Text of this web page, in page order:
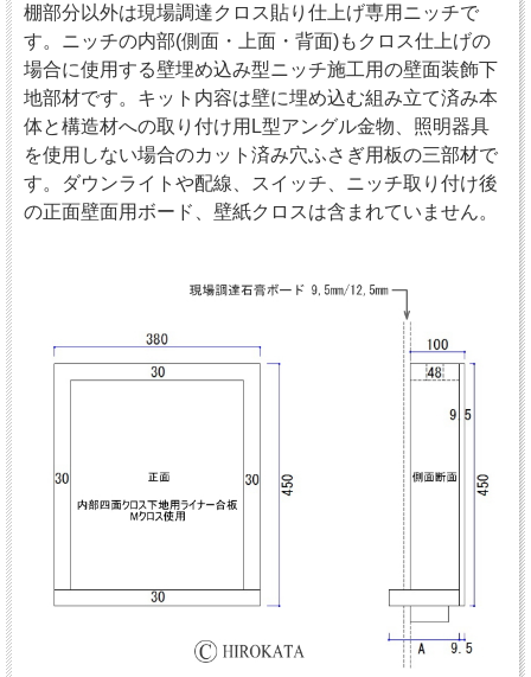
棚部分以外は現場調達クロス貼り仕上げ専用ニッチで
す。ニッチの内部(側面・上面・背面)もクロス仕上げの
場合に使用する壁埋め込み型ニッチ施工用の壁面装飾下
地部材です。キット内容は壁に埋め込む組み立て済み本
体と構造材への取り付け用L型アングル金物、照明器具
を使用しない場合のカット済み穴ふさぎ用板の三部材で
す。ダウンライトや配線、スイッチ、ニッチ取り付け後
の正面壁面用ボード、壁紙クロスは含まれていません。